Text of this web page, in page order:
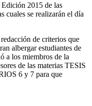
2015 de las
cuales se realizarán el día
de criterios que
albergar estudiantes de
a los miembros de la
de las materias TESIS
6 y 7 para que